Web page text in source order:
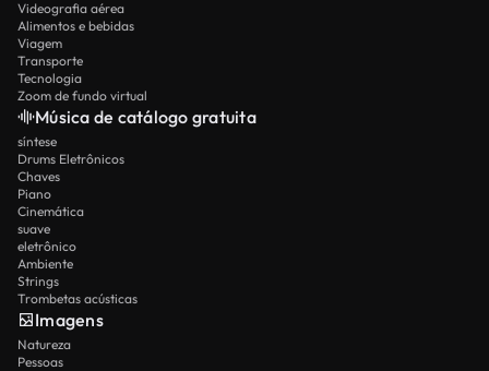
Videografia aérea
Alimentos e bebidas
Viagem
Transporte
Tecnologia
Zoom de fundo virtual
Música de catálogo gratuita
síntese
Drums Eletrônicos
Chaves
Piano
Cinemática
suave
eletrônico
Ambiente
Strings
Trombetas acústicas
Imagens
Natureza
Pessoas